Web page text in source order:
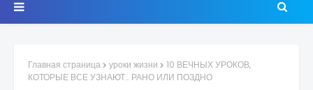
Главная страница уроки жизни
10 ВЕЧНЫХ УРОКОВ,
КОТОРЫЕ ВСЕ УЗНАЮТ… РАНО ИЛИ ПОЗДНО